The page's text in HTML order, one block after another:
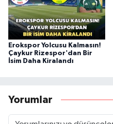
Erokspor Yolcusu Kalmasın!
Çaykur Rizespor'dan Bir
İsim Daha Kiralandı
Yorumlar